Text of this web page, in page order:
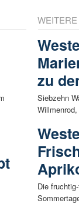
zu
Siebzehn
Die